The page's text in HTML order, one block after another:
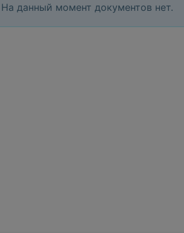
На данный момент документов нет.